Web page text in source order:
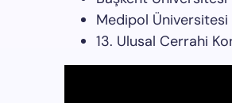
Medipol
13. Ulusal Cerrahi